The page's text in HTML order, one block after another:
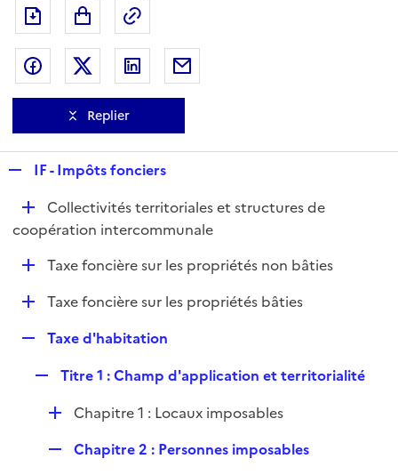
Exporter le document au format pdf
Partager sur Facebook
Partager sur Twitter
Partager sur LinkedIn
Replier
p
l
i
e
r
IF - Impôts fonciers
D
é
Collectivités territoriales et structures de
coopération intercommunale
D
e
Taxe foncière sur les propriétés non bâties
DTaxe foncière sur les propriétés bâties
p
Taxe d'habitation
p
Titre 1 : Champ d'application et territorialité
D
p
Chapitre 1 : Locaux imposables
Chapitre 2 : Personnes imposables